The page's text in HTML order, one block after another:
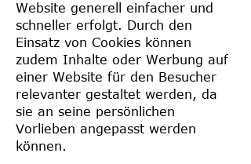
Website generell einfacher und
schneller erfolgt. Durch den
Einsatz von Cookies können
zudem Inhalte oder Werbung auf
einer Website für den Besucher
relevanter gestaltet werden, da
sie an seine persönlichen
Vorlieben angepasst werden
können.